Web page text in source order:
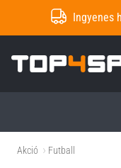
Ingyenes
Akció Futball